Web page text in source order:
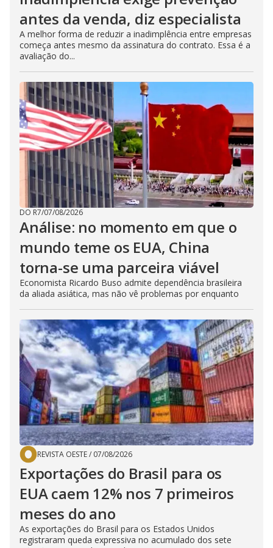
antes da venda, diz especialista
A melhor forma de reduzir a inadimplência entre empresas
começa antes mesmo da assinatura do contrato. Essa é a
avaliação do...
DO R7/07/08/2026
Análise: no momento em que o
mundo teme os EUA, China
torna-se uma parceira viável
Economista Ricardo Buso admite dependência brasileira
da aliada asiática, mas não vê problemas por enquanto
REVISTA OESTE/ 07/08/2026
Exportações do Brasil para os
EUA caem 12% nos 7 primeiros
meses do ano
As exportações do Brasil para os Estados Unidos
registraram queda expressiva no acumulado dos sete